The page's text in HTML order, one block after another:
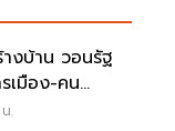
งบ้าน วอนรัฐ
เมือง-คน
.